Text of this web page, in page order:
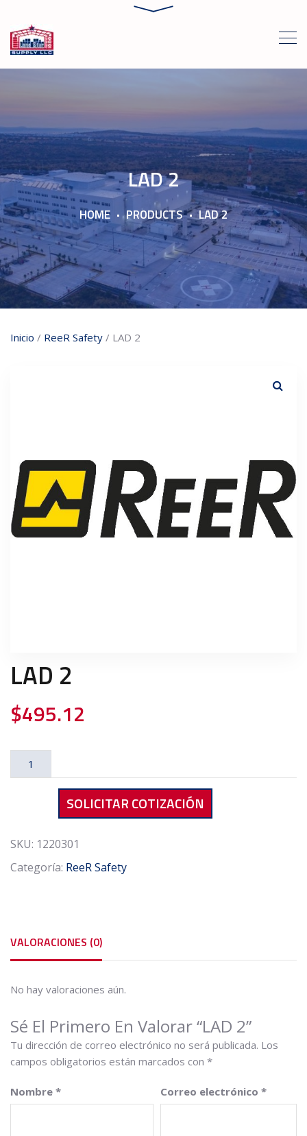
LAD 2
HOME PRODUCTS LAD 2
Inicio / ReeR Safety / LAD 2
LAD 2
$495.12
SOLICITAR COTIZACIÓN
SKU: 1220301
Categoría: ReeR Safety
VALORACIONES (0)
No hay valoraciones aún.
Sé El Primero En Valorar “LAD 2”
Tu dirección de correo electrónico no será publicada. Los
campos obligatorios están marcados con *
Nombre * Correo electrónico *